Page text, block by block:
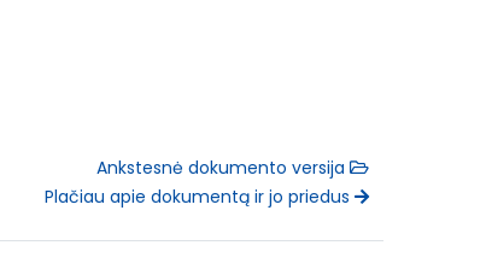
Ankstesnė dokumento versija
Plačiau apie dokumentą ir jo priedus